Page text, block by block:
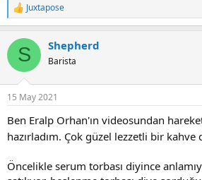
T
e
k
l
:
Juxtapose
S Shepherd
Barista
15 May 2021
Ben Eralp Orhan'ın videosundan
hazırladım. Çok güzel lezzetli bir kahve
Öncelikle serum torbası diyince